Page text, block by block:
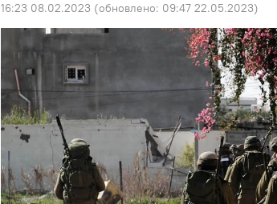
16:23 08.02.2023 (обновлено: 09:47 22.05.2023)